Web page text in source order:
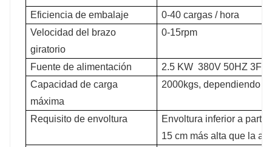
Eficiencia de embalaje
0-40 cargas / hora
Velocidad del brazo
giratorio
0-15rpm
Fuente de alimentación
2.5 KW 380V 50HZ
Capacidad de carga
máxima
2000kgs, dependiendo
Requisito de envoltura
Envoltura inferior a partir
15 cm más alta que la